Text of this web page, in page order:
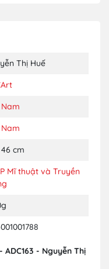
Thị Huế
cm
Mĩ thuật và Truyền
- Nguyễn Thị